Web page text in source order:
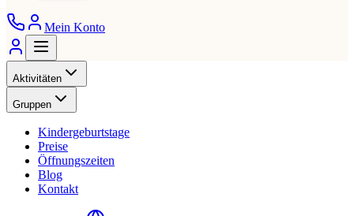
Mein Konto
Aktivitäten
Gruppen
Kindergeburtstage
Preise
Öffnungszeiten
Blog
Kontakt